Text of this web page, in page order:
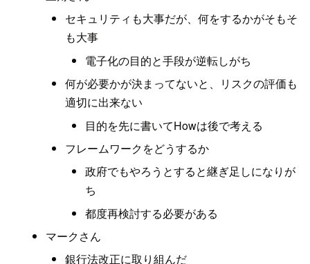
セキュリティも大事だが、何をするかがそもそ
も大事
電子化の目的と手段が逆転しがち
何が必要かが決まってないと、リスクの評価も
適切に出来ない
目的を先に書いてHowは後で考える
フレームワークをどうするか
政府でもやろうとすると継ぎ足しになりが
ち
都度再検討する必要がある
マークさん
銀行法改正に取り組んだ